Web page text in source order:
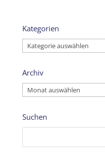
Kategorien
Kategorien
Archiv
Archiv
Suchen